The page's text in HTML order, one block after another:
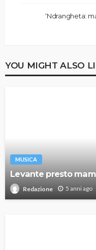
‘Ndrangheta:
YOU MIGHT ALSO
MUSICA
Levante presto
Redazione 5 anni ago